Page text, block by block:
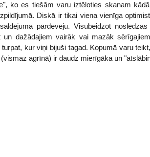
ko es tiešām varu iztēloties skanam
Diskā ir tikai viena vienīga
pārdevēju. Visubeidzot
dažādajiem vairāk vai mazāk
kur viņi bijuši tagad. Kopumā varu
agrīnā) ir daudz mierīgāka un